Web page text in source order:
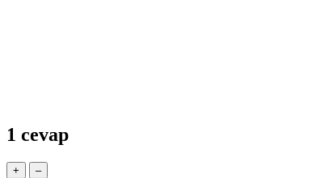
1 cevap